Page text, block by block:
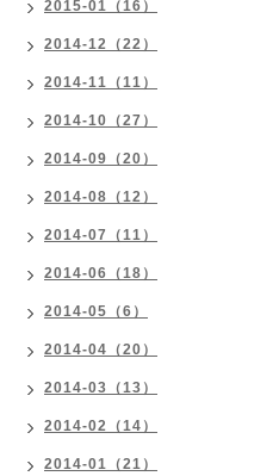
2015-01（16）
2014-12（22）
2014-11（11）
2014-10（27）
2014-09（20）
2014-08（12）
2014-07（11）
2014-06（18）
2014-05（6）
2014-04（20）
2014-03（13）
2014-02（14）
2014-01（21）